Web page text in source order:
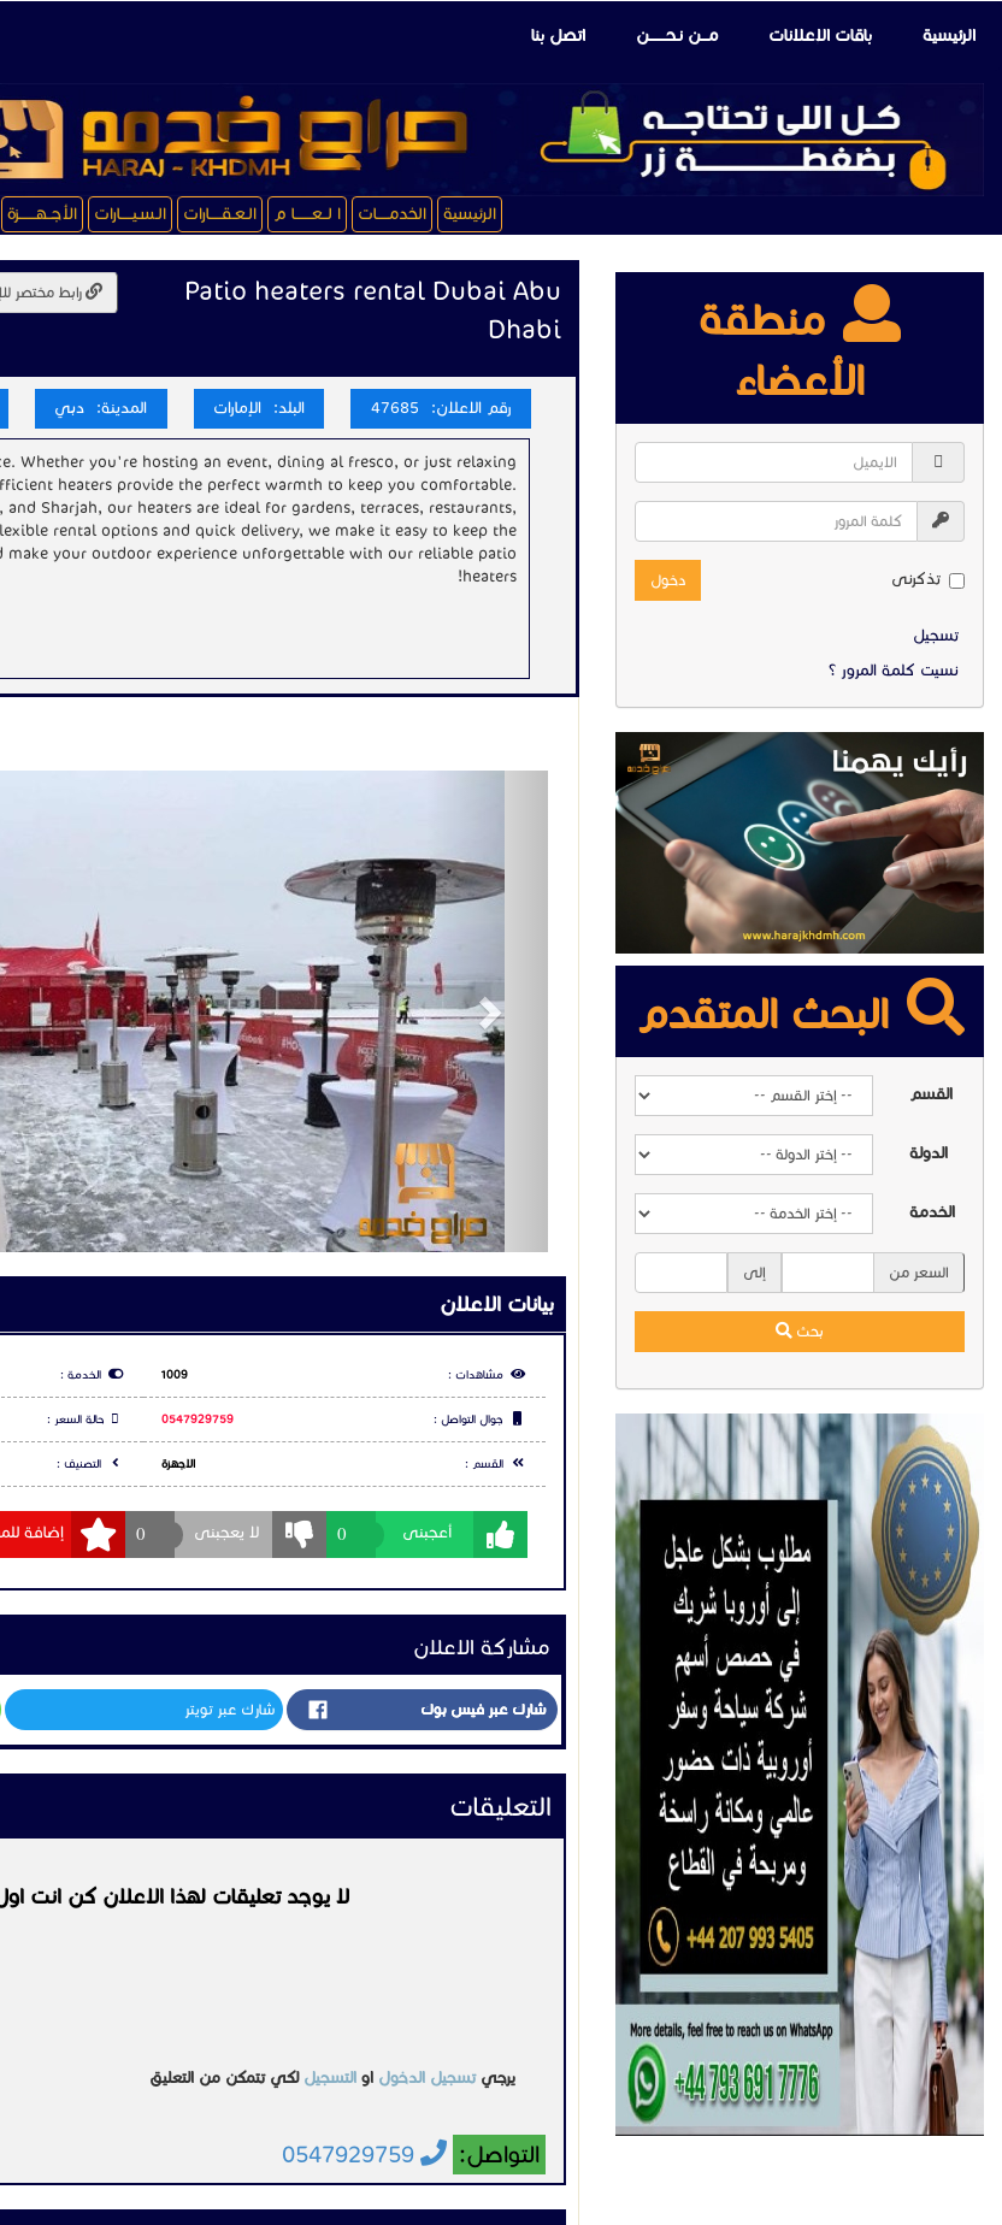
الرئيسية باقات الإعلانات مـــن نـحـــــــن اتصل بنا
الرئيسية الخدمـــــات ا لــعـــــــا م الـعـقـــــارات الـسـيـــــارات الأجــهـــــــزة
منطقة
الأعضاء
تذكرنى دخول
تسجيل
نسيت كلمة المرور ؟
البحث المتقدم
القسم
الدولة
الخدمة
السعر من إلى
بحث
Patio heaters rental Dubai Abu
Dhabi
رابط مختصر
رقم الاعلان: 47685 البلد: الإمارات المدينة: دبي
Whether you're hosting an event, dining al fresco, or just relaxing
heaters provide the perfect warmth to keep you comfortable.
and Sharjah, our heaters are ideal for gardens, terraces, restaurants,
rental options and quick delivery, we make it easy to keep the
make your outdoor experience unforgettable with our reliable patio
heaters!
بيانات الاعلان
مشاهدات : 1009 الخدمة :
جوال التواصل : 0547929759 حالة السعر :
القسم : الاجهزة التصنيف :
أعجبنى 0 لا يعجبنى 0 إضافة
مشاركة الاعلان
شارك عبر فيس بوك شارك عبر تويتر
التعليقات
لا يوجد تعليقات لهذا الاعلان كن انت
يرجيتسجيل الدخول او التسجيل لكي تتمكن من التعليق
التواصل: 0547929759